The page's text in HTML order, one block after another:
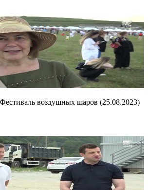
воздушных шаров (25.08.2023)